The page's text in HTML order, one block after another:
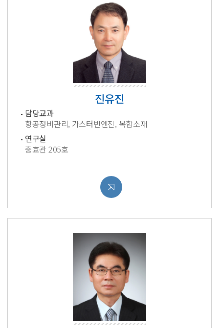
진유진
담당교과
항공정비관리, 가스터빈엔진, 복합소재
연구실
충효관 205호